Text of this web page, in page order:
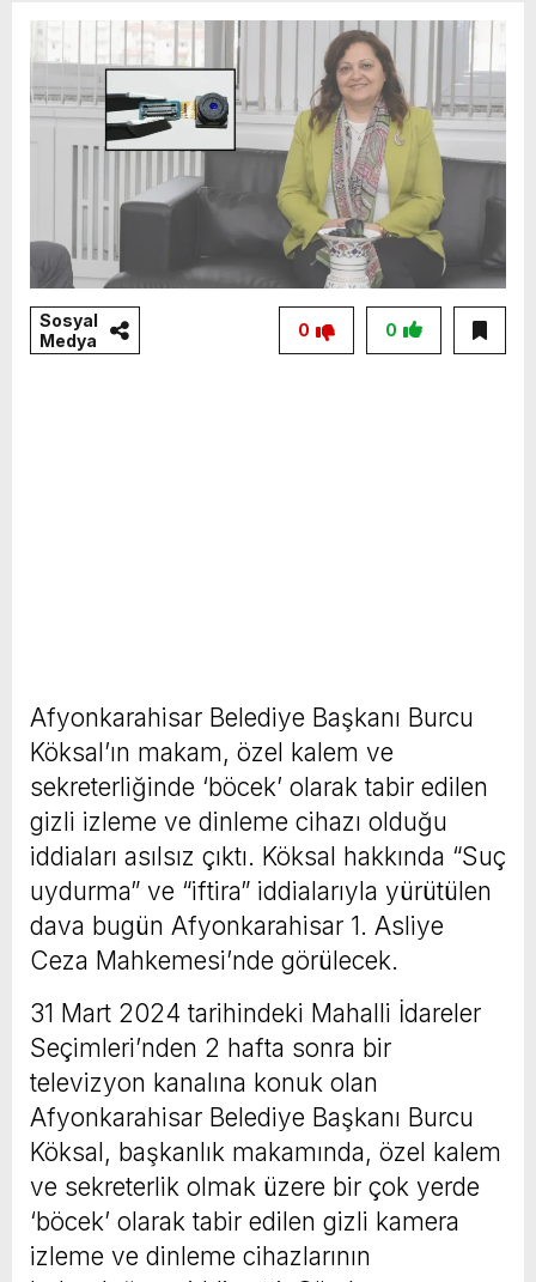
Sosyal
Medya
0
0
Afyonkarahisar Belediye Başkanı Burcu
Köksal’ın makam, özel kalem ve
sekreterliğinde ‘böcek’ olarak tabir edilen
gizli izleme ve dinleme cihazı olduğu
iddiaları asılsız çıktı. Köksal hakkında “Suç
uydurma” ve “iftira” iddialarıyla yürütülen
dava bugün Afyonkarahisar 1. Asliye
Ceza Mahkemesi’nde görülecek.
31 Mart 2024 tarihindeki Mahalli İdareler
Seçimleri’nden 2 hafta sonra bir
televizyon kanalına konuk olan
Afyonkarahisar Belediye Başkanı Burcu
Köksal, başkanlık makamında, özel kalem
ve sekreterlik olmak üzere bir çok yerde
‘böcek’ olarak tabir edilen gizli kamera
izleme ve dinleme cihazlarının